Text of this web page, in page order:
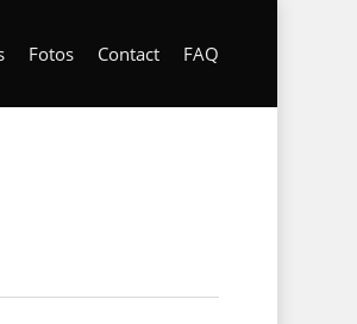
Fotos Contact FAQ